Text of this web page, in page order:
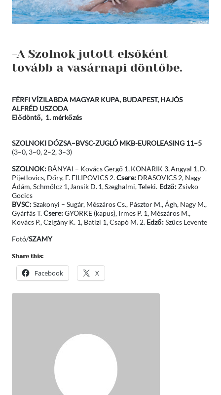
-A Szolnok jutott elsőként
tovább a vasárnapi döntőbe.
FÉRFI VÍZILABDA MAGYAR KUPA, BUDAPEST, HAJÓS
ALFRÉD USZODA
Elődöntő, 1. mérkőzés
SZOLNOKI DÓZSA–BVSC-ZUGLÓ MKB-EUROLEASING 11–5
(3–0, 3–0, 2–2, 3–3)
SZOLNOK: BÁNYAI – Kovács Gergő 1, KONARIK 3, Angyal 1, D.
Pijetlovics, Dőry, F. FILIPOVICS 2.Csere: DRASOVICS 2, Nagy
Ádám, Schmölcz 1, Jansik D. 1, Szeghalmi, Teleki. Edző:Zsivko
Gocics
BVSC:Szakonyi – Sugár, Mészáros Cs., Pásztor M., Ágh, Nagy M.,
Gyárfás T.Csere:GYÖRKE (kapus), Irmes P. 1, Mészáros M.,
Kovács P., Czigány K. 1, Batizi 1, Csapó M. 2. Edző:Szűcs Levente
Fotó/SZAMY
Share this:
Facebook X